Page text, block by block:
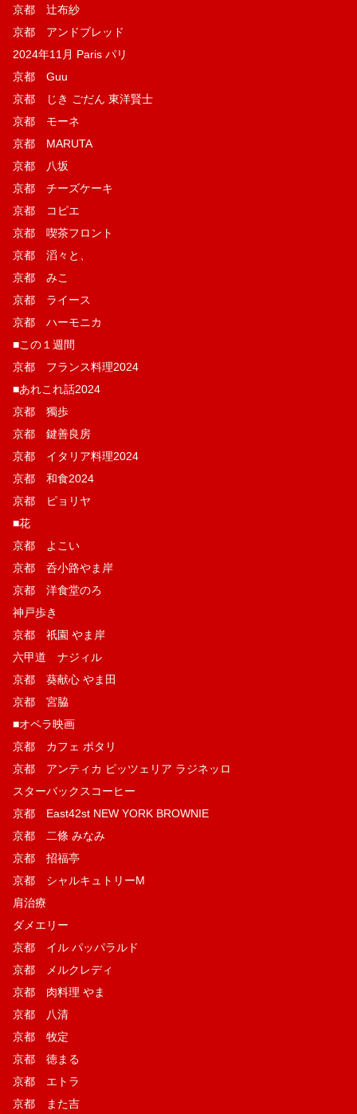
京都 辻布紗
京都 アンドブレッド
2024年11月 Paris パリ
京都 Guu
京都 じき ごだん 東洋賢士
京都 モーネ
京都 MARUTA
京都 八坂
京都 チーズケーキ
京都 コピエ
京都 喫茶フロント
京都 滔々と、
京都 みこ
京都 ライース
京都 ハーモニカ
■この１週間
京都 フランス料理2024
■あれこれ話2024
京都 獨歩
京都 鍵善良房
京都 イタリア料理2024
京都 和食2024
京都 ピョリヤ
■花
京都 よこい
京都 呑小路やま岸
京都 洋食堂のろ
神戸歩き
京都 祇園 やま岸
六甲道 ナジィル
京都 葵献心 やま田
京都 宮脇
■オペラ映画
京都 カフェ ポタリ
京都 アンティカ ピッツェリア ラジネッロ
スターバックスコーヒー
京都 East42st NEW YORK BROWNIE
京都 二條 みなみ
京都 招福亭
京都 シャルキュトリーM
肩治療
ダメエリー
京都 イル パッパラルド
京都 メルクレディ
京都 肉料理 やま
京都 八清
京都 牧定
京都 徳まる
京都 エトラ
京都 また吉